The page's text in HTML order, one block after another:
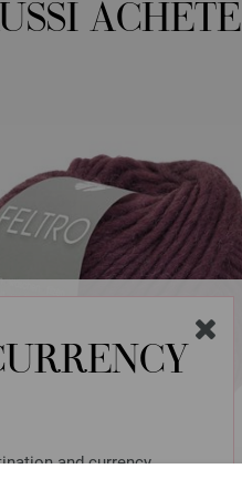
and currency.
ACHETÉ